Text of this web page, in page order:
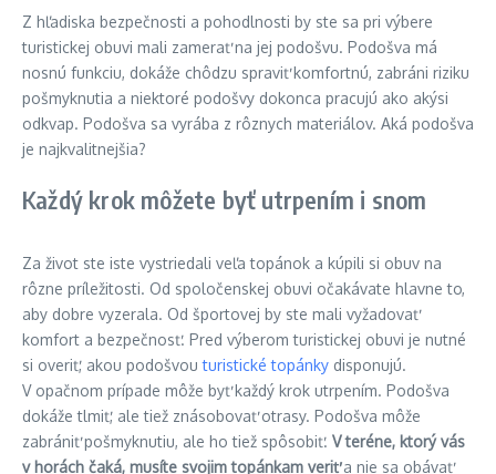
Z hľadiska bezpečnosti a pohodlnosti by ste sa pri výbere
turistickej obuvi mali zamerať na jej podošvu. Podošva má
nosnú funkciu, dokáže chôdzu spraviť komfortnú, zabráni riziku
pošmyknutia a niektoré podošvy dokonca pracujú ako akýsi
odkvap. Podošva sa vyrába z rôznych materiálov. Aká podošva
je najkvalitnejšia?
Každý krok môžete byť utrpením i snom
Za život ste iste vystriedali veľa topánok a kúpili si obuv na
rôzne príležitosti. Od spoločenskej obuvi očakávate hlavne to,
aby dobre vyzerala. Od športovej by ste mali vyžadovať
komfort a bezpečnosť. Pred výberom turistickej obuvi je nutné
si overiť, akou podošvouturistické topánky disponujú.
V opačnom prípade môže byť každý krok utrpením. Podošva
dokáže tlmiť, ale tiež znásobovať otrasy. Podošva môže
zabrániť pošmyknutiu, ale ho tiež spôsobiť. V teréne, ktorý vás
v horách čaká, musíte svojim topánkam veriťa nie sa obávať